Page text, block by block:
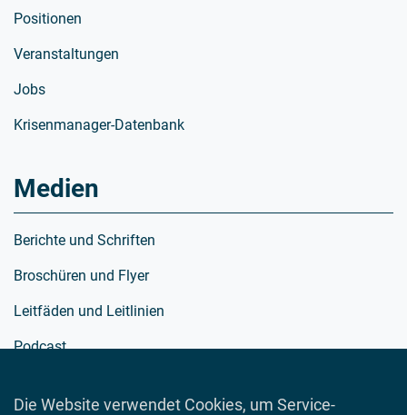
Die Website verwendet Cookies, um Service-
Positionen
Veranstaltungen
Jobs
Krisenmanager-Datenbank
Medien
Berichte und Schriften
Broschüren und Flyer
Leitfäden und Leitlinien
Podcast